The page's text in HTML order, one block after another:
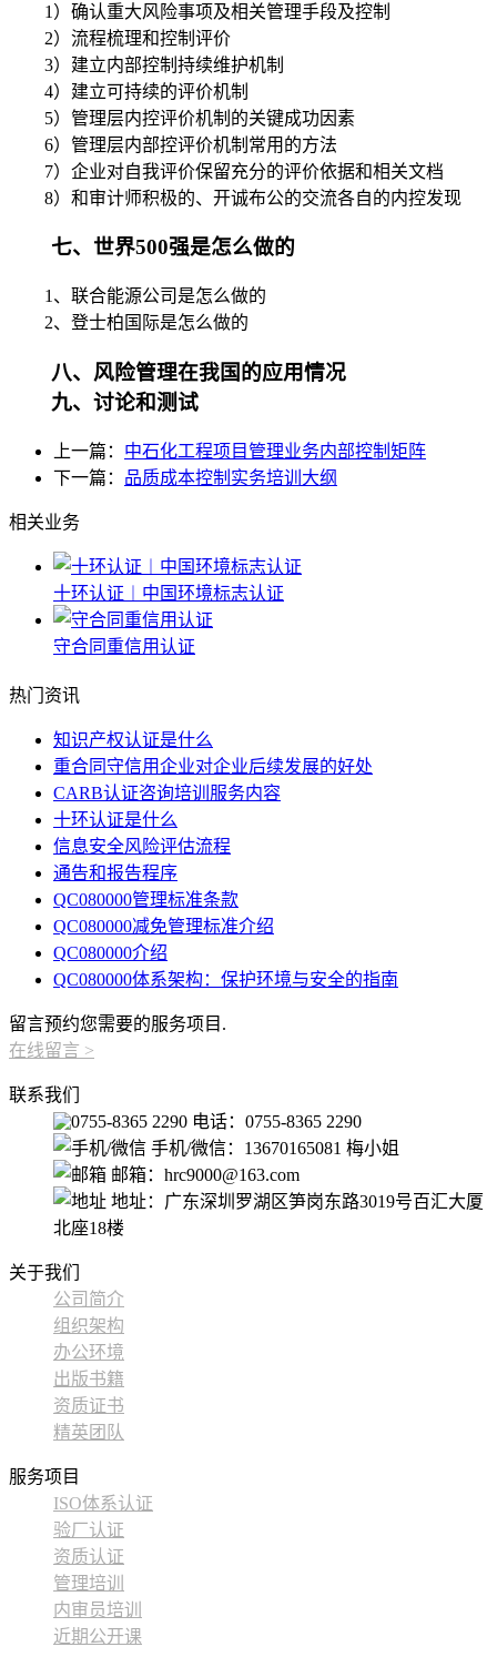
1）确认重大风险事项及相关管理手段及控制
2）流程梳理和控制评价
3）建立内部控制持续维护机制
4）建立可持续的评价机制
5）管理层内控评价机制的关键成功因素
6）管理层内部控评价机制常用的方法
7）企业对自我评价保留充分的评价依据和相关文档
8）和审计师积极的、开诚布公的交流各自的内控发现
七、世界500强是怎么做的
1、联合能源公司是怎么做的
2、登士柏国际是怎么做的
八、风险管理在我国的应用情况
九、讨论和测试
上一篇： 中石化工程项目管理业务内部控制矩阵
下一篇： 品质成本控制实务培训大纲
相关业务
十环认证︱中国环境标志认证
守合同重信用认证
热门资讯
知识产权认证是什么
重合同守信用企业对企业后续发展的好处
CARB认证咨询培训服务内容
十环认证是什么
信息安全风险评估流程
通告和报告程序
QC080000管理标准条款
QC080000减免管理标准介绍
QC080000介绍
QC080000体系架构：保护环境与安全的指南
留言预约您需要的服务项目.
在线留言 >
联系我们
电话：0755-8365 2290
手机/微信：13670165081 梅小姐
邮箱：hrc9000@163.com
地址：广东深圳罗湖区笋岗东路3019号百汇大厦
北座18楼
关于我们
公司简介
组织架构
办公环境
出版书籍
资质证书
精英团队
服务项目
ISO体系认证
验厂认证
资质认证
管理培训
内审员培训
近期公开课